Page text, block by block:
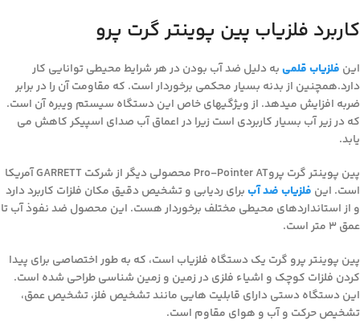
کاربرد فلزیاب پین پوینتر گرت پرو
این فلزیاب قلمیبه دلیل ضد آب بودن در هر شرایط محیطی توانایی کار
دارد.همچنین از بدنه بسیار محکمی برخوردار است. که مقاومت آن را در برابر
ضربه افزایش میدهد. از ویژگیهای خاص این دستگاه سیستم ویبره آن است.
که در زیر آب بسیار کاربردی است زیرا در اعماق آب صدای اسپیکر کاهش می
یابد.
پین پوینتر گرت پروPro-Pointer AT محصولی دیگر از شرکت GARRETT آمریکا
است. این فلزیاب ضد آببرای ردیابی و تشخیص دقیق مکان فلزات کاربرد دارد
و از استانداردهای محیطی مختلف برخوردار هست. این محصول ضد نفوذ آب تا
عمق 3 متر است.
پین پوینتر پرو گرت یک دستگاه فلزیاب است، که به طور اختصاصی برای پیدا
کردن فلزات کوچک و اشیاء فلزی در زمین و زمین شناسی طراحی شده است.
این دستگاه دستی دارای قابلیت هایی مانند تشخیص فلز، تشخیص عمق،
تشخیص حرکت و آب و هوای مقاوم است.